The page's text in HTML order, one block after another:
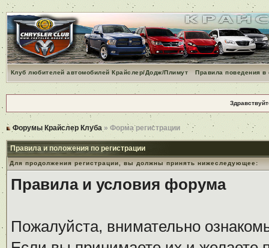
Клуб любителей автомобилей Крайслер/Додж/Плимут Правила поведения
Форумы Крайслер Клуба » Форма регистрации
Правила и положения по регистрации
Для продолжения регистрации, вы должны принять нижеследующее:
Правила и условия форума
Пожалуйста, внимательно